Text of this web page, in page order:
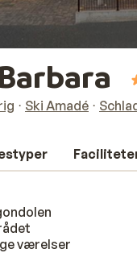
Ski Amadé
værelser